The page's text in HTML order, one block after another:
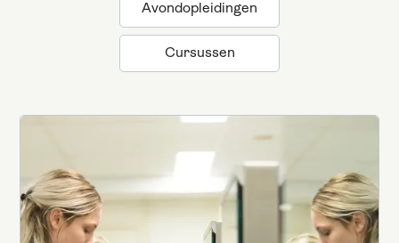
Avondopleidingen
Cursussen